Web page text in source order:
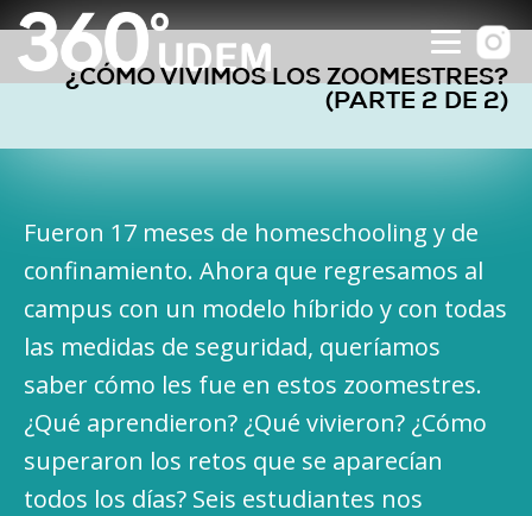
¿CÓMO VIVIMOS LOS ZOOMESTRES?
(PARTE 2 DE 2)
Fueron 17 meses de homeschooling y de
confinamiento. Ahora que regresamos al
campus con un modelo híbrido y con todas
las medidas de seguridad, queríamos
saber cómo les fue en estos zoomestres.
¿Qué aprendieron? ¿Qué vivieron? ¿Cómo
superaron los retos que se aparecían
todos los días? Seis estudiantes nos